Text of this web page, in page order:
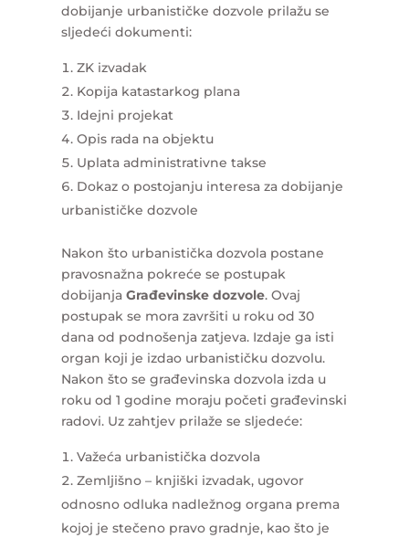
dobijanje urbanističke dozvole prilažu se
sljedeći dokumenti:
ZK izvadak
Kopija katastarkog plana
Idejni projekat
Opis rada na objektu
Uplata administrativne takse
Dokaz o postojanju interesa za dobijanje
urbanističke dozvole
Nakon što urbanistička dozvola postane
pravosnažna pokreće se postupak
dobijanjaGrađevinske dozvole. Ovaj
postupak se mora završiti u roku od 30
dana od podnošenja zatjeva. Izdaje ga isti
organ koji je izdao urbanističku dozvolu.
Nakon što se građevinska dozvola izda u
roku od 1 godine moraju početi građevinski
radovi. Uz zahtjev prilaže se sljedeće:
Važeća urbanistička dozvola
Zemljišno – knjiški izvadak, ugovor
odnosno odluka nadležnog organa prema
kojoj je stečeno pravo gradnje, kao što je